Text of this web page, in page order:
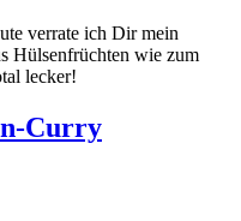
verrate ich Dir mein
Hülsenfrüchten wie zum
lecker!
Curry